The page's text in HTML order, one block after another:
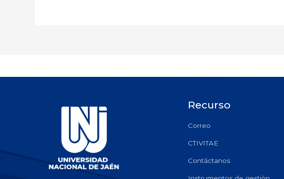
Recurso
Correo
CTIVITAE
Contáctanos